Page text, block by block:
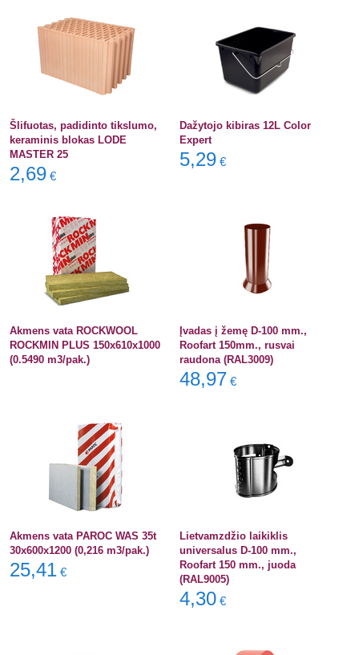
Šlifuotas, padidinto tikslumo,
keraminis blokas LODE
MASTER 25
2,69 €
Dažytojo kibiras 12L Color
Expert
5,29 €
Akmens vata ROCKWOOL
ROCKMIN PLUS 150x610x1000
(0.5490 m3/pak.)
Įvadas į žemę D-100 mm.,
Roofart 150mm., rusvai
raudona (RAL3009)
48,97 €
Akmens vata PAROC WAS 35t
30x600x1200 (0,216 m3/pak.)
25,41 €
Lietvamzdžio laikiklis
universalus D-100 mm.,
Roofart 150 mm., juoda
(RAL9005)
4,30 €